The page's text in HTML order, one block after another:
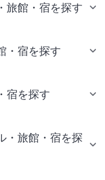
旅館・宿を探す
・宿を探す
宿を探す
・旅館・宿を探